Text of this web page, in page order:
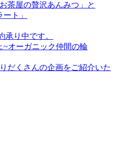
お茶屋の贅沢あんみつ」と
ト」
承り中です。
~オーガニック仲間の輪
だくさんの企画をご紹介いた